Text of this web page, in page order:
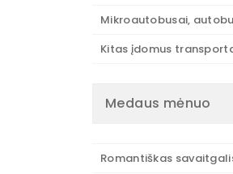
Mikroautobusai,
Kitas įdomus
Medaus mėnuo
Romantiškas